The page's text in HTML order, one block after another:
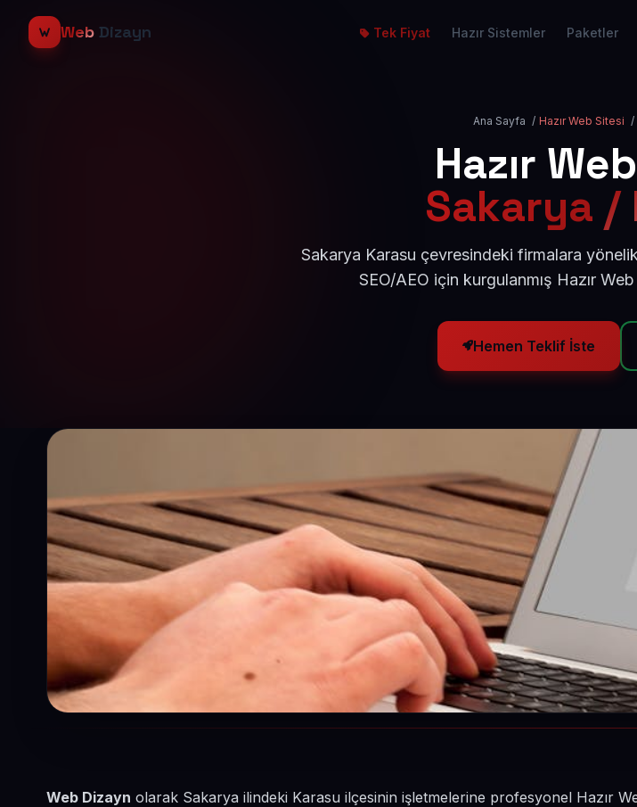
Web Dizayn Tek Fiyat Hazır Sistemler Paketler
Ana Sayfa / Hazır Web Sitesi /
Hazır
Sakarya /
Sakarya Karasu çevresindeki firmalara
SEO/AEO için kurgulanmış Hazır
Hemen Teklif İste
Web Dizayn olarak Sakarya ilindeki Karasu ilçesinin işletmelerine profesyonel Hazır